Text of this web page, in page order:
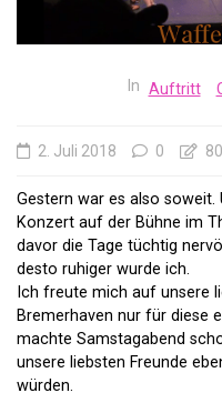
In Auftritt
2. Juli 2018 0
Gestern war es also soweit.
Konzert auf der Bühne im
davor die Tage tüchtig
desto ruhiger wurde ich.
Ich freute mich auf unsere
Bremerhaven nur für diese
machte Samstagabend
unsere liebsten Freunde
würden.